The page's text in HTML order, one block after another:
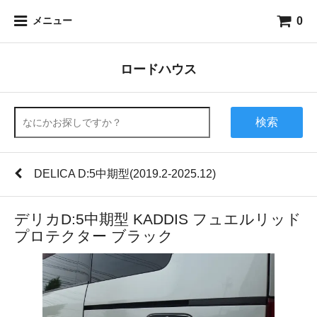
メニュー 0
ロードハウス
検索
DELICA D:5中期型(2019.2-2025.12)
デリカD:5中期型 KADDIS フュエルリッド
プロテクター ブラック